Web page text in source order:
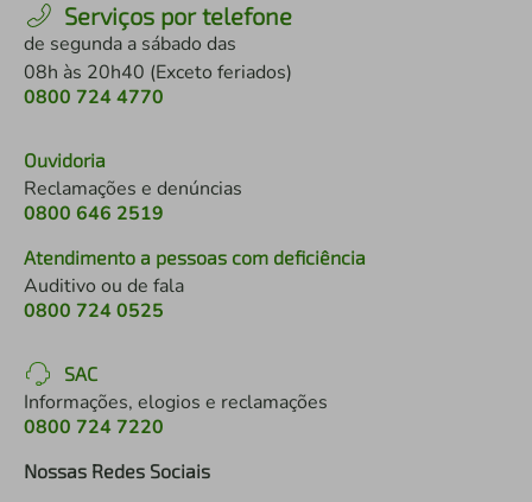
Serviços por telefone
de segunda a sábado das
08h às 20h40 (Exceto feriados)
0800 724 4770
Ouvidoria
Reclamações e denúncias
0800 646 2519
Atendimento a pessoas com deficiência
Auditivo ou de fala
0800 724 0525
SAC
Informações, elogios e reclamações
0800 724 7220
Nossas Redes Sociais